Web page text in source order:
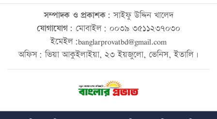
সম্পাদক ও প্রকাশক: সাইফু উদ্দিন খালেদ
যোগাযোগ: মোবাইল: ০০৩৯ ৩৫১১২৩৭০৩০
ইমেইল:banglarprovatbd@gmail.com
অফিস: ভিয়া আকুইলাইয়া, ২৩ ইয়জুলো, ভেনিস, ইতালি।